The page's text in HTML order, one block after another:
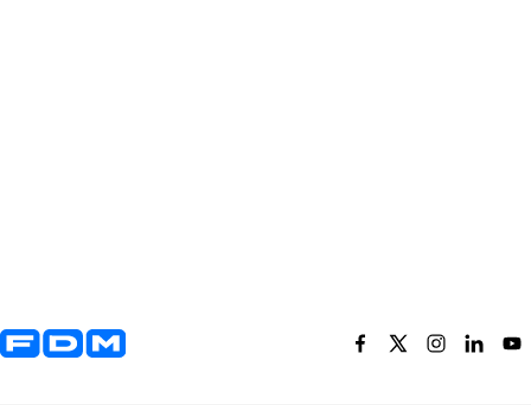
Yderligere information og kontaktoplysninger